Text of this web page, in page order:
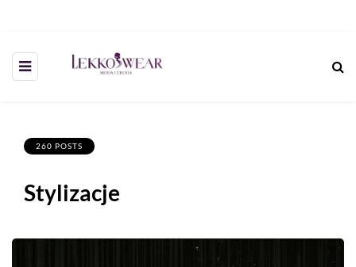
260 POSTS
Stylizacje